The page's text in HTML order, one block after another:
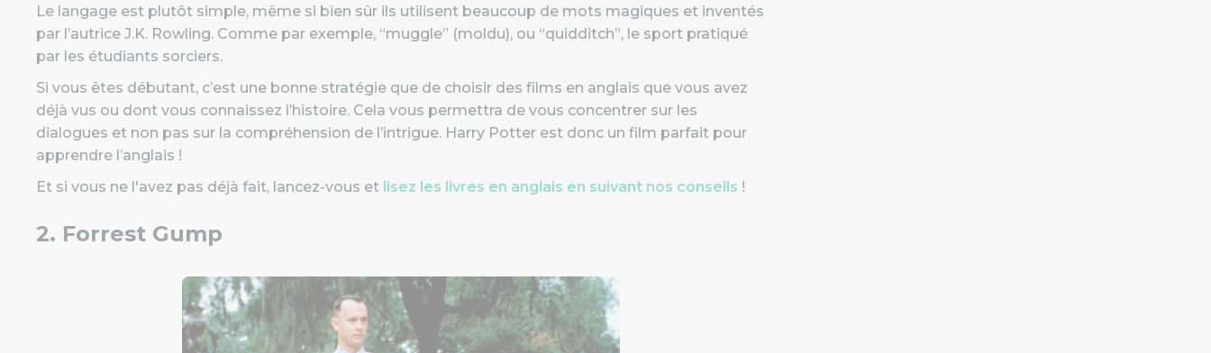
Le langage est plutôt simple, même si bien sûr ils utilisent beaucoup de mots magiques et inventés
par l’autrice J.K. Rowling. Comme par exemple, “muggle” (moldu), ou “quidditch”, le sport pratiqué
par les étudiants sorciers.
Si vous êtes débutant, c’est une bonne stratégie que de choisir des films en anglais que vous avez
déjà vus ou dont vous connaissez l’histoire. Cela vous permettra de vous concentrer sur les
dialogues et non pas sur la compréhension de l’intrigue. Harry Potter est donc un film parfait pour
apprendre l’anglais !
Et si vous ne l'avez pas déjà fait, lancez-vous et lisez les livres en anglais en suivant nos conseils !
2. Forrest Gump